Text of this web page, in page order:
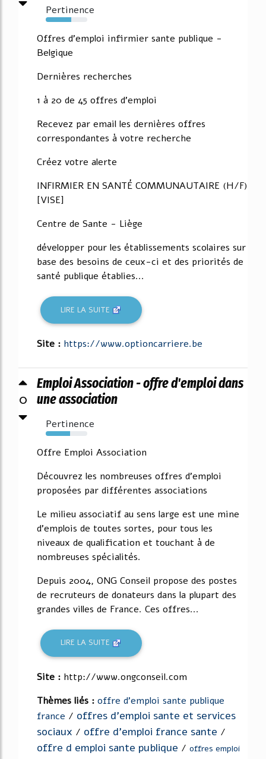
Pertinence
62%
Offres d'emploi infirmier sante publique -
Belgique
Dernières recherches
1 à 20 de 45 offres d'emploi
Recevez par email les dernières offres
correspondantes à votre recherche
Créez votre alerte
INFIRMIER EN SANTÉ COMMUNAUTAIRE (H/F)
[VISE]
Centre de Sante - Liège
développer pour les établissements scolaires sur
base des besoins de ceux-ci et des priorités de
santé publique établies...
LIRE LA SUITE
Site : https://www.optioncarriere.be
0
Emploi Association - offre d'emploi dans
une association
Pertinence
59%
Offre Emploi Association
Découvrez les nombreuses offres d'emploi
proposées par différentes associations
Le milieu associatif au sens large est une mine
d'emplois de toutes sortes, pour tous les
niveaux de qualification et touchant à de
nombreuses spécialités.
Depuis 2004, ONG Conseil propose des postes
de recruteurs de donateurs dans la plupart des
grandes villes de France. Ces offres...
LIRE LA SUITE
Site : http://www.ongconseil.com
Thèmes liés : offre d'emploi sante publique
france / offres d'emploi sante et services
sociaux / offre d'emploi france sante /
offre d emploi sante publique / offres emploi